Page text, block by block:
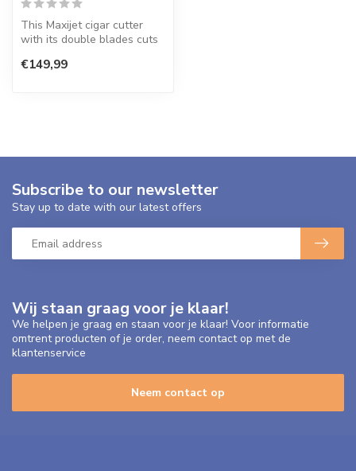
This Maxijet cigar cutter
with its double blades cuts
€149,99
Wij staan graag voor je klaar!
We helpen je graag en staan voor je klaar! Voor informatie
omtrent producten of je order, neem contact op met de
klantenservice
Neem contact op
Subscribe to our newsletter
Stay up to date with our latest offers